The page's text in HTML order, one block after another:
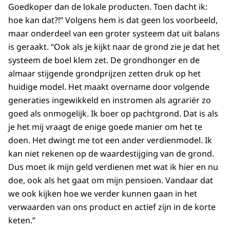
Goedkoper dan de lokale producten. Toen dacht ik:
hoe kan dat?!” Volgens hem is dat geen los voorbeeld,
maar onderdeel van een groter systeem dat uit balans
is geraakt. “Ook als je kijkt naar de grond zie je dat het
systeem de boel klem zet. De grondhonger en de
almaar stijgende grondprijzen zetten druk op het
huidige model. Het maakt overname door volgende
generaties ingewikkeld en instromen als agrariër zo
goed als onmogelijk. Ik boer op pachtgrond. Dat is als
je het mij vraagt de enige goede manier om het te
doen. Het dwingt me tot een ander verdienmodel. Ik
kan niet rekenen op de waardestijging van de grond.
Dus moet ik mijn geld verdienen met wat ik hier en nu
doe, ook als het gaat om mijn pensioen. Vandaar dat
we ook kijken hoe we verder kunnen gaan in het
verwaarden van ons product en actief zijn in de korte
keten.”